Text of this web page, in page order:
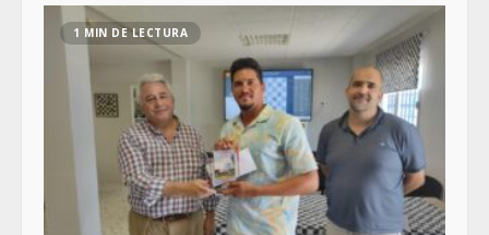
1 MIN DE LECTURA